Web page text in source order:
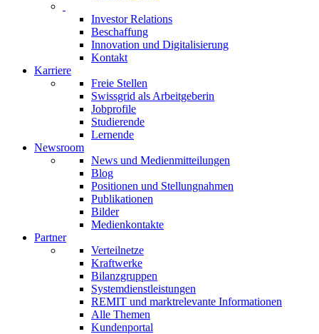
Investor Relations
Beschaffung
Innovation und Digitalisierung
Kontakt
Karriere
Freie Stellen
Swissgrid als Arbeitgeberin
Jobprofile
Studierende
Lernende
Newsroom
News und Medienmitteilungen
Blog
Positionen und Stellungnahmen
Publikationen
Bilder
Medienkontakte
Partner
Verteilnetze
Kraftwerke
Bilanzgruppen
Systemdienstleistungen
REMIT und marktrelevante Informationen
Alle Themen
Kundenportal